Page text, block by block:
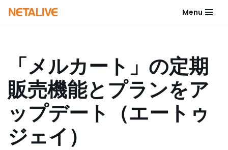
へ
ス
キ
ッ
プ
Menu
「メルカート」の定期
販売機能とプランをア
ップデート（エートゥ
ジェイ）